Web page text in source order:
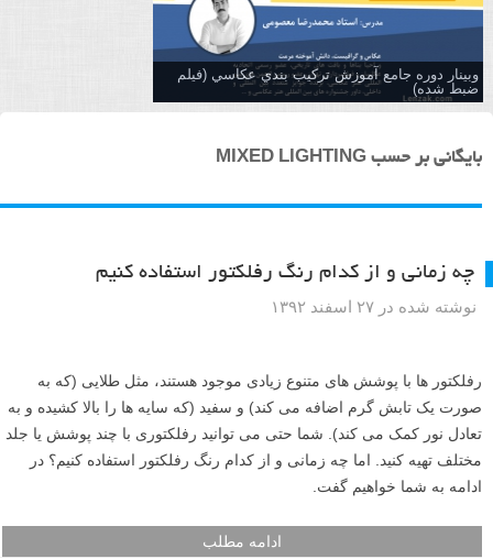
وبینار دوره جامع آموزش تركيب بندي عكاسي (فیلم
ضبط شده)
بایگانی بر حسب MIXED LIGHTING
چه زمانی و از کدام رنگ رفلکتور استفاده کنیم
نوشته شده در ۲۷ اسفند ۱۳۹۲